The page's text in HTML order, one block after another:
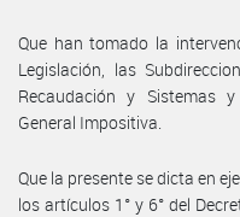
Que han tomado la
Legislación, las
Recaudación y Sistemas
General Impositiva.
Que la presente se dicta en
los artículos 1° y 6° del